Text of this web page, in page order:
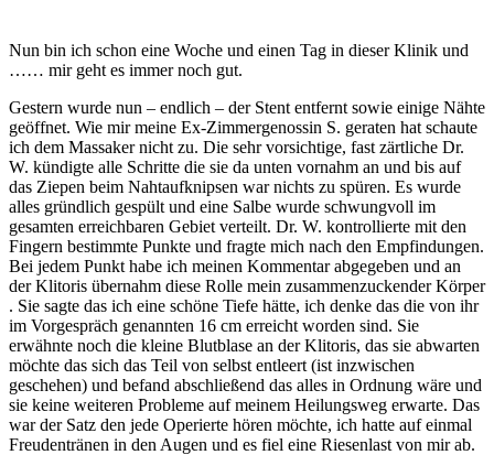
Nun bin ich schon eine Woche und einen Tag in dieser Klinik und
…… mir geht es immer noch gut.
Gestern wurde nun – endlich – der Stent entfernt sowie einige Nähte
geöffnet. Wie mir meine Ex-Zimmergenossin S. geraten hat schaute
ich dem Massaker nicht zu. Die sehr vorsichtige, fast zärtliche Dr.
W. kündigte alle Schritte die sie da unten vornahm an und bis auf
das Ziepen beim Nahtaufknipsen war nichts zu spüren. Es wurde
alles gründlich gespült und eine Salbe wurde schwungvoll im
gesamten erreichbaren Gebiet verteilt. Dr. W. kontrollierte mit den
Fingern bestimmte Punkte und fragte mich nach den Empfindungen.
Bei jedem Punkt habe ich meinen Kommentar abgegeben und an
der Klitoris übernahm diese Rolle mein zusammenzuckender Körper
. Sie sagte das ich eine schöne Tiefe hätte, ich denke das die von ihr
im Vorgespräch genannten 16 cm erreicht worden sind. Sie
erwähnte noch die kleine Blutblase an der Klitoris, das sie abwarten
möchte das sich das Teil von selbst entleert (ist inzwischen
geschehen) und befand abschließend das alles in Ordnung wäre und
sie keine weiteren Probleme auf meinem Heilungsweg erwarte. Das
war der Satz den jede Operierte hören möchte, ich hatte auf einmal
Freudentränen in den Augen und es fiel eine Riesenlast von mir ab.